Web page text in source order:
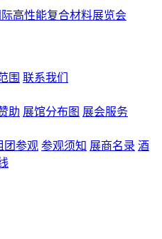
围 联系我们
助 展馆分布图 展会服务
团参观 参观须知 展商名录 酒